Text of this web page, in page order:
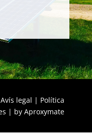
Avís legal | Política
| by Aproxymate